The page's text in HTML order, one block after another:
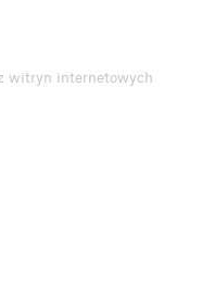
witryn internetowych